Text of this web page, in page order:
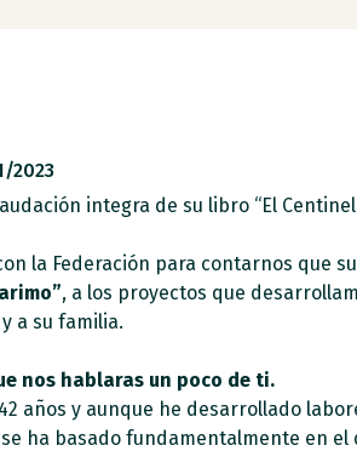
2023
integra de su libro “El
la Federación para contarnos que
, a los proyectos que
a su familia.
nos hablaras un poco de ti.
años y aunque he desarrollado
ha basado fundamentalmente en